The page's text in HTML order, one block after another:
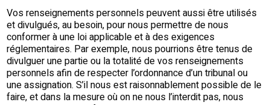
Vos renseignements personnels peuvent aussi être utilisés
et divulgués, au besoin, pour nous permettre de nous
conformer à une loi applicable et à des exigences
réglementaires. Par exemple, nous pourrions être tenus de
divulguer une partie ou la totalité de vos renseignements
personnels afin de respecter l’ordonnance d’un tribunal ou
une assignation. S’il nous est raisonnablement possible de le
faire, et dans la mesure où on ne nous l’interdit pas, nous